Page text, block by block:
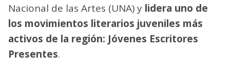
Nacional de las Artes (UNA) y lidera uno de
los movimientos literarios juveniles más
activos de la región: Jóvenes Escritores
Presentes.